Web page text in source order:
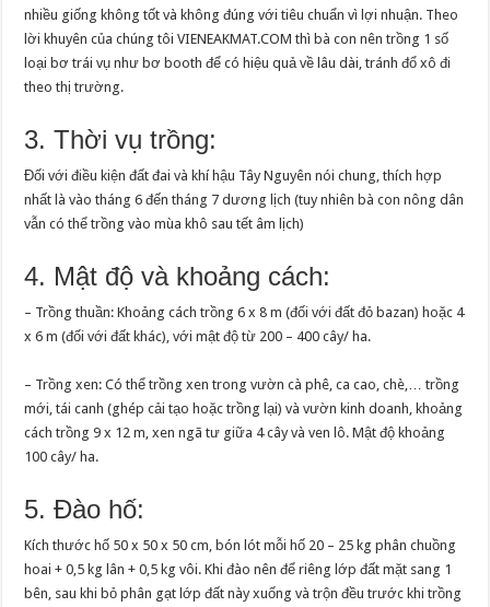
nhiều giống không tốt và không đúng với tiêu chuẩn vì lợi nhuận. Theo
lời khuyên của chúng tôi VIENEAKMAT.COM thì bà con nên trồng 1 số
loại bơ trái vụ như bơ booth để có hiệu quả về lâu dài, tránh đổ xô đi
theo thị trường.
3. Thời vụ trồng:
Đối với điều kiện đất đai và khí hậu Tây Nguyên nói chung, thích hợp
nhất là vào tháng 6 đến tháng 7 dương lịch (tuy nhiên bà con nông dân
vẫn có thể trồng vào mùa khô sau tết âm lịch)
4. Mật độ và khoảng cách:
– Trồng thuần: Khoảng cách trồng 6 x 8 m (đối với đất đỏ bazan) hoặc 4
x 6 m (đối với đất khác), với mật độ từ 200 – 400 cây/ ha.
– Trồng xen: Có thể trồng xen trong vườn cà phê, ca cao, chè,… trồng
mới, tái canh (ghép cải tạo hoặc trồng lại) và vườn kinh doanh, khoảng
cách trồng 9 x 12 m, xen ngã tư giữa 4 cây và ven lô. Mật độ khoảng
100 cây/ ha.
5. Đào hố:
Kích thước hố 50 x 50 x 50 cm, bón lót mỗi hố 20 – 25 kg phân chuồng
hoai + 0,5 kg lân + 0,5 kg vôi. Khi đào nên để riêng lớp đất mặt sang 1
bên, sau khi bỏ phân gạt lớp đất này xuống và trộn đều trước khi trồng